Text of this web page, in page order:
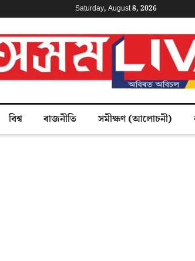
Saturday, August 8, 2026
বিশ্ব ৰাজনীতি সমীক্ষণ (আলোচনী)